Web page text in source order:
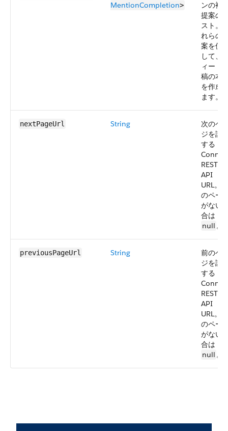
MentionCompletion>
ンの補
提案の
スト。
れらの
案を使
して、
ィード
稿の本
を作成
ます。
nextPageUrl String
次のペ
ジを識
する
REST
API
URL。次
のペー
がない
合は
null 。
previousPageUrl String
前のペ
ジを識
する
REST
API
URL。前
のペー
がない
合は
null 。